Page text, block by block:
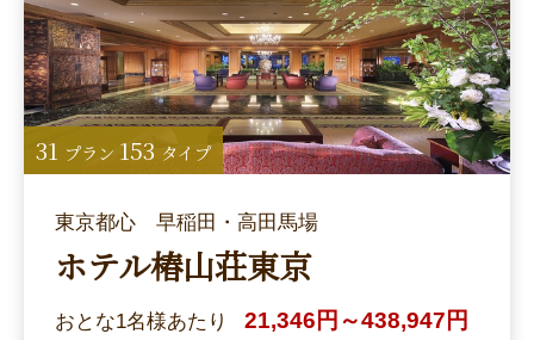
東京都心 早稲田・高田馬場
ホテル椿山荘東京
おとな1名様あたり
21,346円～438,947円
31 プラン 153 タイプ